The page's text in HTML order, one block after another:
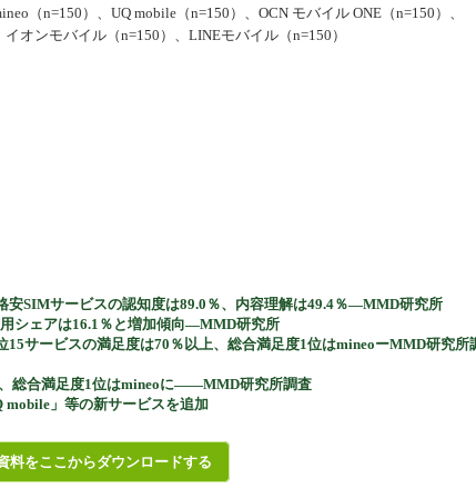
（n=150）、UQ mobile（n=150）、OCN モバイル ONE（n=150）、
オンモバイル（n=150）、LINEモバイル（n=150）
安SIMサービスの認知度は89.0％、内容理解は49.4％―MMD研究所
シェアは16.1％と増加傾向―MMD研究所
15サービスの満足度は70％以上、総合満足度1位はmineoーMMD研究所
総合満足度1位はmineoに――MMD研究所調査
mobile」等の新サービスを追加
料をここからダウンロードする